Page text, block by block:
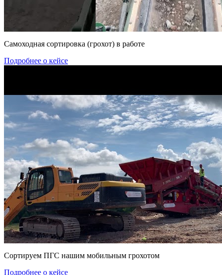
Самоходная сортировка (грохот) в работе
Подробнее о кейсе
Сортируем ПГС нашим мобильным грохотом
Подробнее о кейсе